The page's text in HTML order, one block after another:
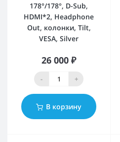
178°/178°, D-Sub,
HDMI*2, Headphone
Out, колонки, Tilt,
VESA, Silver
26 000 ₽
- +
В корзину